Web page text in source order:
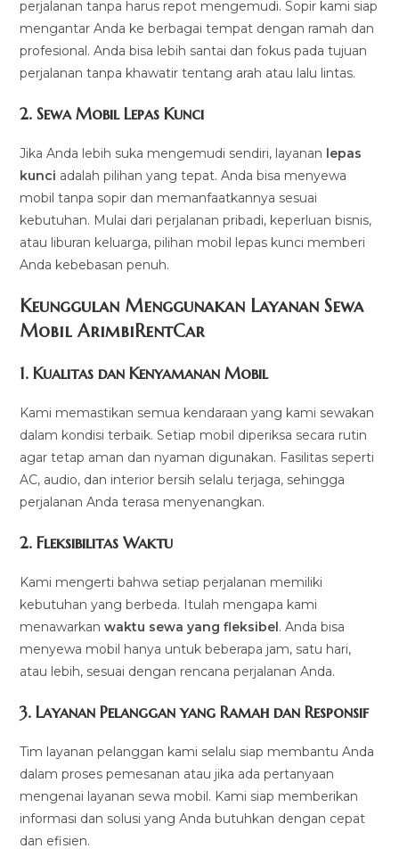
perjalanan tanpa harus repot mengemudi. Sopir kami siap
mengantar Anda ke berbagai tempat dengan ramah dan
profesional. Anda bisa lebih santai dan fokus pada tujuan
perjalanan tanpa khawatir tentang arah atau lalu lintas.
2.Sewa Mobil Lepas Kunci
Jika Anda lebih suka mengemudi sendiri, layanan lepas
kunci adalah pilihan yang tepat. Anda bisa menyewa
mobil tanpa sopir dan memanfaatkannya sesuai
kebutuhan. Mulai dari perjalanan pribadi, keperluan bisnis,
atau liburan keluarga, pilihan mobil lepas kunci memberi
Anda kebebasan penuh.
Keunggulan Menggunakan Layanan Sewa
Mobil ArimbiRentCar
1.Kualitas dan Kenyamanan Mobil
Kami memastikan semua kendaraan yang kami sewakan
dalam kondisi terbaik. Setiap mobil diperiksa secara rutin
agar tetap aman dan nyaman digunakan. Fasilitas seperti
AC, audio, dan interior bersih selalu terjaga, sehingga
perjalanan Anda terasa menyenangkan.
2.Fleksibilitas Waktu
Kami mengerti bahwa setiap perjalanan memiliki
kebutuhan yang berbeda. Itulah mengapa kami
menawarkanwaktu sewa yang fleksibel. Anda bisa
menyewa mobil hanya untuk beberapa jam, satu hari,
atau lebih, sesuai dengan rencana perjalanan Anda.
3.Layanan Pelanggan yang Ramah dan Responsif
Tim layanan pelanggan kami selalu siap membantu Anda
dalam proses pemesanan atau jika ada pertanyaan
mengenai layanan sewa mobil. Kami siap memberikan
informasi dan solusi yang Anda butuhkan dengan cepat
dan efisien.